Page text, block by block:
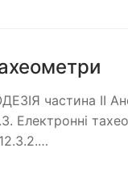
частина ІІ